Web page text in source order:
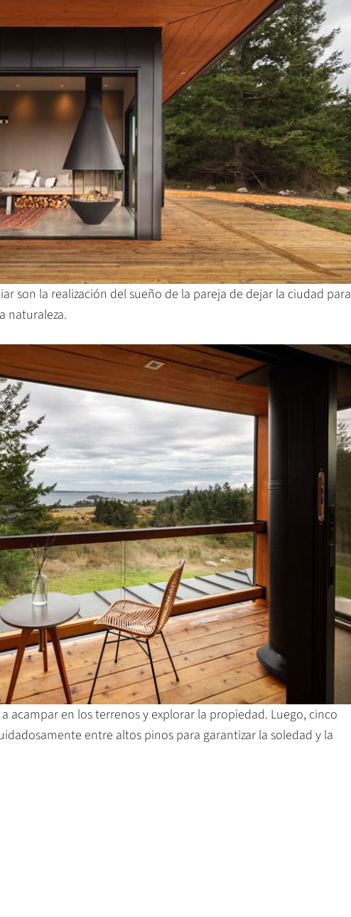
son la realización del sueño de la pareja de dejar la ciudad para
naturaleza.
acampar en los terrenos y explorar la propiedad. Luego, cinco
entre altos pinos para garantizar la soledad y la